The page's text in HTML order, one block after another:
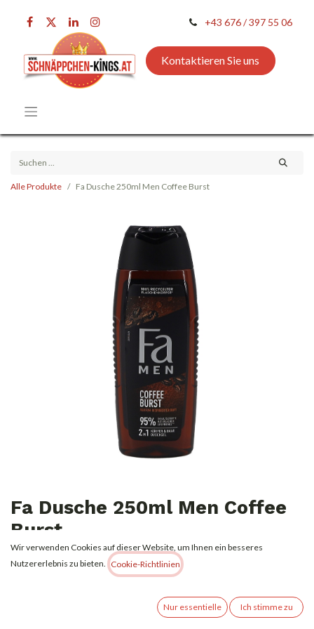
+43 676 / 397 55 06
Kontaktieren Sie uns
Alle Produkte Fa Dusche 250ml Men Coffee Burst
Fa Dusche 250ml Men Coffee
Burst
1,19€ Alle Preise inkl. MwSt.zzgl. Versandkosten
Wir verwenden Cookies auf dieser Website, um Ihnen ein besseres
Nutzererlebnis zu bieten.
Cookie-Richtlinien
Nur essentielle Ich stimme zu